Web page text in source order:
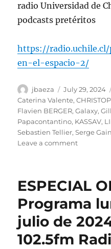
radio Universidad de
podcasts pretéritos
https://
en-el-espacio-2/
Author
jbaeza
Posted
on
July 29, 2024
Caterina Valente,
Flavien BERGER,Galaxy,
Papacontantino, KASSAV,
Sebastien Tellier,Serge
Leave a commenton
29
julio
de
2024
ESPECIAL
Programa
julio de
102.5fm